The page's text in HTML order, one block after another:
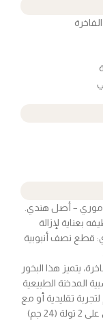
موري – أصل هندي.
لإزالة
قطع نصف أنبوبية
يتميز هذا البخور
المدخنة الطبيعية
تقليدية أو مع
المبخر الكهربائي للراحة العصرية. كل علبة تحتوي على 2 تولة (24 جم)